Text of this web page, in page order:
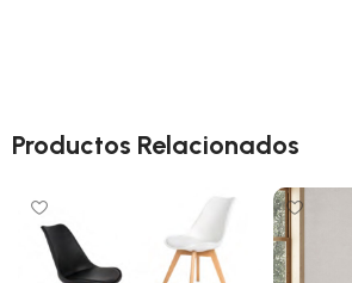
Productos Relacionados